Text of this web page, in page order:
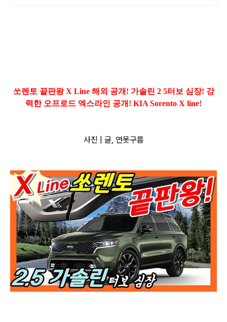
쏘렌토 끝판왕 X Line 해외 공개! 가솔린 2 5터보 심장! 강
력한 오프로드 엑스라인 공개! KIA Sorento X line!
사진 | 글, 연못구름